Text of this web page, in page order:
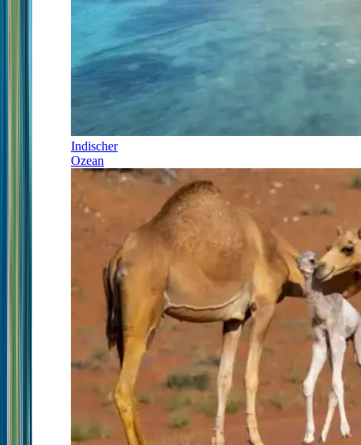
Indischer
Ozean